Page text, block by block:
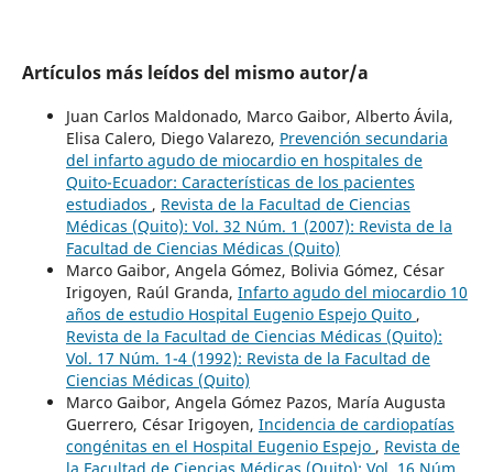
Artículos más leídos del mismo autor/a
Juan Carlos Maldonado, Marco Gaibor, Alberto Ávila,
Elisa Calero, Diego Valarezo, Prevención secundaria
del infarto agudo de miocardio en hospitales de
Quito-Ecuador: Características de los pacientes
estudiados , Revista de la Facultad de Ciencias
Médicas (Quito): Vol. 32 Núm. 1 (2007): Revista de la
Facultad de Ciencias Médicas (Quito)
Marco Gaibor, Angela Gómez, Bolivia Gómez, César
Irigoyen, Raúl Granda, Infarto agudo del miocardio 10
años de estudio Hospital Eugenio Espejo Quito ,
Revista de la Facultad de Ciencias Médicas (Quito):
Vol. 17 Núm. 1-4 (1992): Revista de la Facultad de
Ciencias Médicas (Quito)
Marco Gaibor, Angela Gómez Pazos, María Augusta
Guerrero, César Irigoyen, Incidencia de cardiopatías
congénitas en el Hospital Eugenio Espejo , Revista de